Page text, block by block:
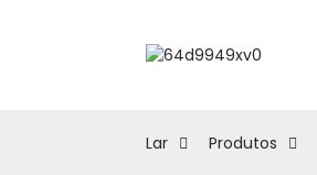
Lar Produtos